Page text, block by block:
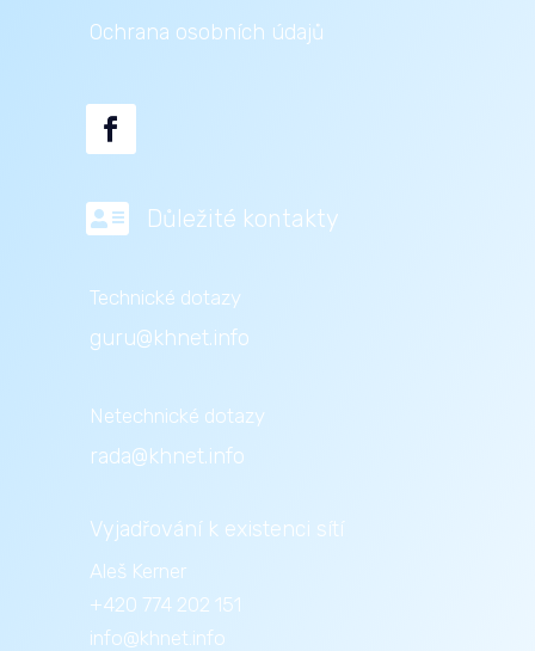
Ochrana osobních údajů
 Důležité kontakty
Technické dotazy
guru@khnet.info
Netechnické dotazy
rada@khnet.info
Vyjadřování k existenci sítí
Aleš Kerner
+420 774 202 151
info@khnet.info